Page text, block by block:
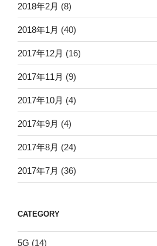
2018年2月 (8)
2018年1月 (40)
2017年12月 (16)
2017年11月 (9)
2017年10月 (4)
2017年9月 (4)
2017年8月 (24)
2017年7月 (36)
CATEGORY
5G (14)